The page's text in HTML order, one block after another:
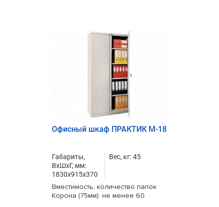
Офисный шкаф ПРАКТИК M-18
Габариты,
ВxШxГ, мм:
1830x915x370
Вес, кг: 45
Вместимость, количество папок
Корона (75мм): не менее 60